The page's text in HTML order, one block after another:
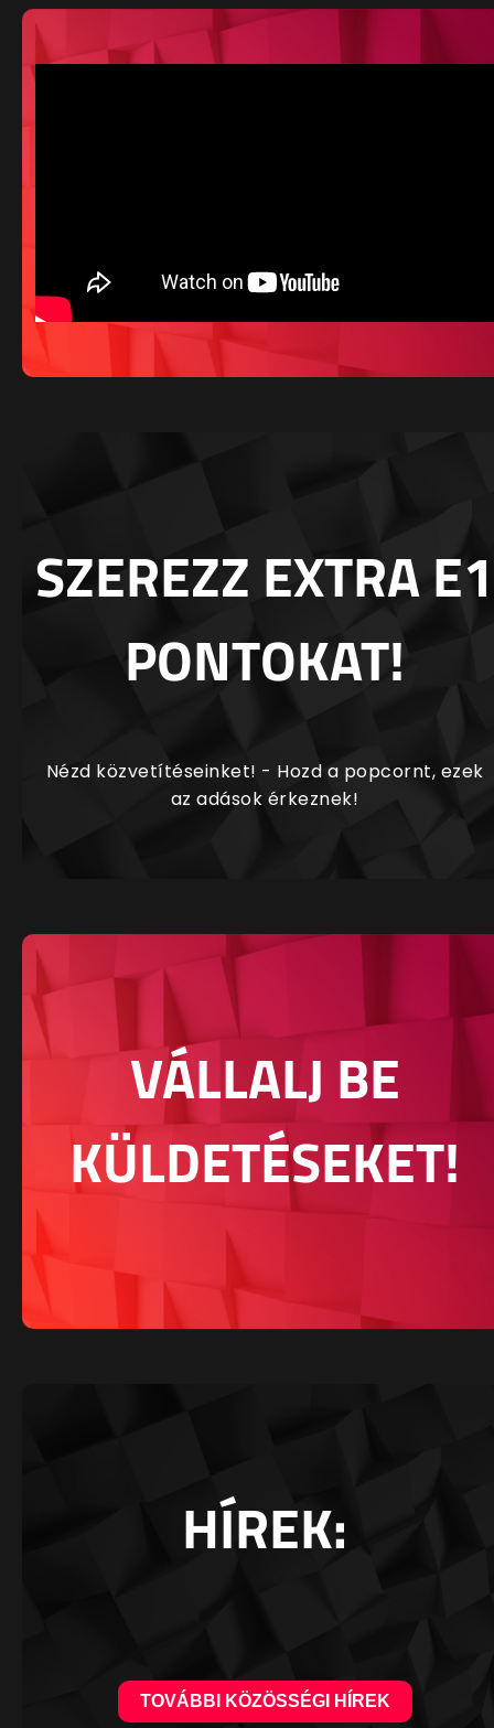
SZEREZZ EXTRA E1
PONTOKAT!
Nézd közvetítéseinket! - Hozd a popcornt, ezek
az adások érkeznek!
VÁLLALJ BE
KÜLDETÉSEKET!
HÍREK:
TOVÁBBI KÖZÖSSÉGI HÍREK